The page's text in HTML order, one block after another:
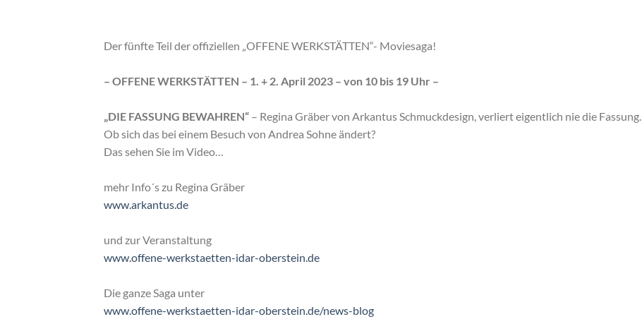
Der fünfte Teil der offiziellen „OFFENE WERKSTÄTTEN“- Moviesaga!
– OFFENE WERKSTÄTTEN – 1. + 2. April 2023 – von 10 bis 19 Uhr –
„DIE FASSUNG BEWAHREN“ – Regina Gräber von Arkantus Schmuckdesign, verliert eigentlich nie die Fassung.
Ob sich das bei einem Besuch von Andrea Sohne ändert?
Das sehen Sie im Video…
mehr Info´s zu Regina Gräber
www.arkantus.de
und zur Veranstaltung
www.offene-werkstaetten-idar-oberstein.de
Die ganze Saga unter
www.offene-werkstaetten-idar-oberstein.de/news-blog